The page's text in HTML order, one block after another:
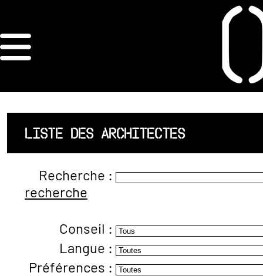
ORDRE DES
ARCHITECTES
ACCUEIL
LISTE DES
ARCHITECTES
JURISPRUDENCE
ANNEXE 4 CODT
LISTE DES ARCHITECTES
Recherche :
recherche
Conseil :
Langue :
Préférences :